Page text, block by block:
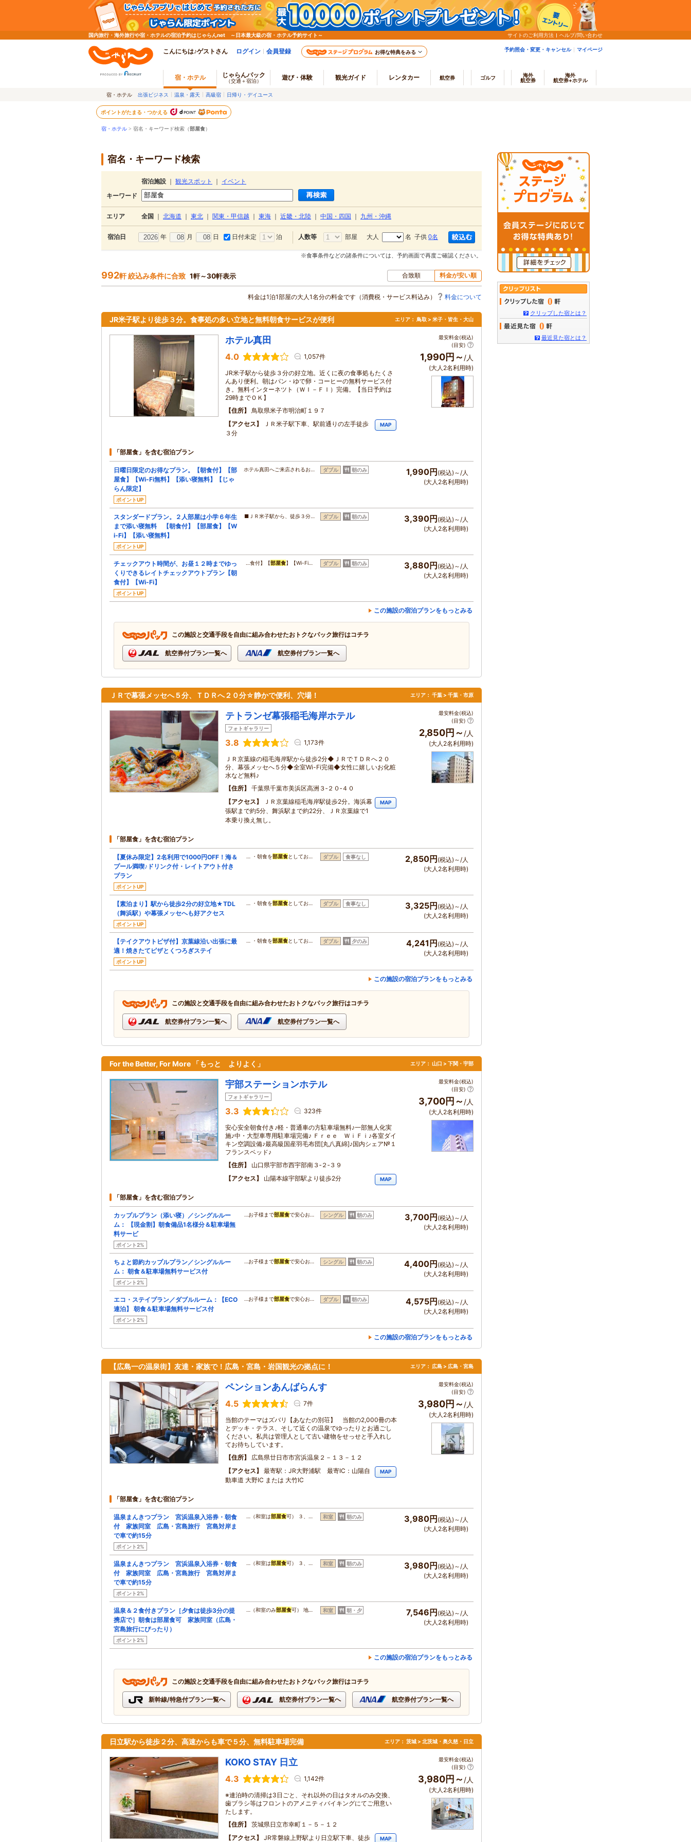
国内旅行・海外旅行や宿・ホテルの宿泊予約はじゃらんnet ～日本最大級の宿・ホテル予約サイト～ サイトのご利用方法 ヘルプ/問い合わせ
こんにちは♪ゲストさん ログイン 会員登録 お得な特典をみる 予約照会・変更・キャンセル マイページ
宿・ホテル じゃらんパック
（交通＋宿泊） 遊び・体験 観光ガイド レンタカー 航空券 ゴルフ
海外
航空券
海外
航空券+ホテル
宿・ホテル 出張ビジネス 温泉・露天 高級宿 日帰り・デイユース
ポイントがたまる・つかえる
宿・ホテル > 宿名・キーワード検索（部屋食）
宿名・キーワード検索
宿泊施設 観光スポット
イベント
キーワード
エリア 全国 北海道 東北 関東・甲信越 東海 近畿・北陸 中国・四国 九州・沖縄
宿泊日 年 月 日 日付未定 泊 人数等 部屋 大人 名 子供 0名
※食事条件などの諸条件については、予約画面で再度ご確認ください。
992軒 絞込み条件に合致 1軒～30軒表示 合致順 料金が安い順
料金は1泊1部屋の大人1名分の料金です（消費税・サービス料込み） 料金について
JR米子駅より徒歩３分。食事処の多い立地と無料朝食サービスが便利 エリア： 鳥取 > 米子・皆生・大山
ホテル真田
4.0 1,057件
JR米子駅から徒歩３分の好立地。近くに夜の食事処もたくさ
んあり便利。朝はパン・ゆで卵・コーヒーの無料サービス付
き。無料インターネツト（ＷＩ－ＦＩ）完備。【当日予約は
29時までＯＫ】
住所
鳥取県米子市明治町１９７
アクセス
ＪＲ米子駅下車、駅前通りの左手徒歩
３分
MAP
最安料金(税込)
(目安)
1,990円～ /人
(大人2名利用時)
「部屋食」を含む宿泊プラン
日曜日限定のお得なプラン。【朝食付】【部
屋食】【Wi-Fi無料】【添い寝無料】【じゃ
らん限定】
ポイントUP
ホテル真田へご来店されるお… ダブル 朝のみ 1,990円 (税込)～/人
(大人2名利用時)
スタンダードプラン。２人部屋は小学６年生
まで添い寝無料 【朝食付】【部屋食】【W
i-Fi】【添い寝無料】
ポイントUP
■ＪＲ米子駅から、徒歩３分… ダブル 朝のみ 3,390円 (税込)～/人
(大人2名利用時)
チェックアウト時間が、お昼１２時までゆっ
くりできるレイトチェックアウトプラン【朝
食付】【Wi-Fi】
ポイントUP
…食付】【部屋食】【Wi-Fi… ダブル 朝のみ 3,880円 (税込)～/人
(大人2名利用時)
この施設の宿泊プランをもっとみる
この施設と交通手段を自由に組み合わせたおトクなパック旅行はコチラ
航空券付プラン一覧へ 航空券付プラン一覧へ
ＪＲで幕張メッセへ５分、ＴＤＲへ２０分☆静かで便利、穴場！ エリア： 千葉 > 千葉・市原
テトランゼ幕張稲毛海岸ホテル
フォトギャラリー
3.8 1,173件
ＪＲ京葉線の稲毛海岸駅から徒歩2分◆ＪＲでＴＤＲへ２０
分、幕張メッセへ５分◆全室Wi-Fi完備◆女性に嬉しいお化粧
水など無料♪
住所
千葉県千葉市美浜区高洲３‐２０‐４０
アクセス
ＪＲ京葉線稲毛海岸駅徒歩2分。海浜幕
張駅まで約5分、舞浜駅まで約22分、ＪＲ京葉線で1
本乗り換え無し。
MAP
最安料金(税込)
(目安)
2,850円～ /人
(大人2名利用時)
「部屋食」を含む宿泊プラン
【夏休み限定】2名利用で1000円OFF！海＆
プール満喫♪ドリンク付・レイトアウト付き
プラン
ポイントUP
… ・朝食を部屋食としてお… ダブル 食事なし 2,850円 (税込)～/人
(大人2名利用時)
【素泊まり】駅から徒歩2分の好立地★TDL
（舞浜駅）や幕張メッセへも好アクセス
ポイントUP
… ・朝食を部屋食としてお… ダブル 食事なし 3,325円 (税込)～/人
(大人2名利用時)
【テイクアウトピザ付】京葉線沿い出張に最
適！焼きたてピザとくつろぎステイ
ポイントUP
… ・朝食を部屋食としてお… ダブル 夕のみ 4,241円 (税込)～/人
(大人2名利用時)
この施設の宿泊プランをもっとみる
この施設と交通手段を自由に組み合わせたおトクなパック旅行はコチラ
航空券付プラン一覧へ 航空券付プラン一覧へ
For the Better, For More 「もっと よりよく」 エリア： 山口 > 下関・宇部
宇部ステーションホテル
フォトギャラリー
3.3 323件
安心安全朝食付き♪軽・普通車の方駐車場無料♪一部無人化実
施♪中・大型車専用駐車場完備♪ Ｆｒｅｅ ＷｉＦｉ♪各室ダイ
キン空調設備♪最高級国産羽毛布団[丸八真綿]♪国内シェア№１
フランスベッド♪
住所
山口県宇部市西宇部南３‐２‐３９
アクセス
山陽本線宇部駅より徒歩2分 MAP
最安料金(税込)
(目安)
3,700円～ /人
(大人2名利用時)
「部屋食」を含む宿泊プラン
カップルプラン（添い寝）／シングルルー
ム： 【現金割】朝食備品1名様分＆駐車場無
料サービ
ポイント2%
…お子様まで部屋食で安心お… シングル 朝のみ 3,700円(税込)～/人
(大人2名利用時)
ちょと節約カップルプラン／シングルルー
ム： 朝食＆駐車場無料サービス付
ポイント2%
…お子様まで部屋食で安心お… シングル 朝のみ 4,400円(税込)～/人
(大人2名利用時)
エコ・ステイプラン／ダブルルーム：【ECO
連泊】 朝食＆駐車場無料サービス付
ポイント2%
…お子様まで部屋食で安心お… ダブル 朝のみ 4,575円(税込)～/人
(大人2名利用時)
この施設の宿泊プランをもっとみる
【広島一の温泉街】友達・家族で！広島・宮島・岩国観光の拠点に！ エリア： 広島 > 広島・宮島
ペンションあんばらんす
4.5 7件
当館のテーマはズバリ【あなたの別荘】 当館の2,000冊の本
とデッキ・テラス、そして近くの温泉でゆったりとお過ごし
ください。私共は管理人として古い建物をせっせと手入れし
てお待ちしています。
住所
広島県廿日市市宮浜温泉２－１３－１２
アクセス
最寄駅：JR大野浦駅 最寄IC：山陽自
動車道 大野IC または 大竹IC
MAP
最安料金(税込)
(目安)
3,980円～ /人
(大人2名利用時)
「部屋食」を含む宿泊プラン
温泉まんきつプラン 宮浜温泉入浴券・朝食
付 家族同室 広島・宮島旅行 宮島対岸ま
で車で約15分
ポイント2%
…（和室は部屋食可） ３、… 和室 朝のみ 3,980円(税込)～/人
(大人2名利用時)
温泉まんきつプラン 宮浜温泉入浴券・朝食
付 家族同室 広島・宮島旅行 宮島対岸ま
で車で約15分
ポイント2%
…（和室は部屋食可） ３、… 和室 朝のみ 3,980円(税込)～/人
(大人2名利用時)
温泉＆２食付きプラン［夕食は徒歩3分の提
携店で］朝食は部屋食可 家族同室（広島・
宮島旅行にぴったり）
ポイント2%
…（和室のみ部屋食可） 地… 和室 朝・夕 7,546円(税込)～/人
(大人2名利用時)
この施設の宿泊プランをもっとみる
この施設と交通手段を自由に組み合わせたおトクなパック旅行はコチラ
新幹線/特急付プラン一覧へ 航空券付プラン一覧へ 航空券付プラン一覧へ
日立駅から徒歩２分、高速からも車で５分、無料駐車場完備 エリア： 茨城 > 北茨城・奥久慈・日立
KOKO STAY 日立
4.3 1,142件
※連泊時の清掃は3日ごと、それ以外の日はタオルのみ交換、
歯ブラシ等はフロントのアメニティバイキングにてご用意い
たします。
住所
茨城県日立市幸町１－５－１２
アクセス
JR常磐線上野駅より日立駅下車、徒歩 MAP
最安料金(税込)
(目安)
3,980円～/人
(大人2名利用時)
0
クリップした宿とは？
0
最近見た宿とは？